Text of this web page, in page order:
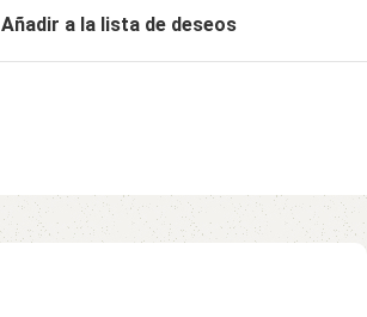
Añadir a la lista de deseos